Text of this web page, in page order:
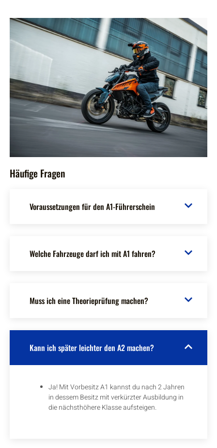
Häufige Fragen
Voraussetzungen für den A1-Führerschein
Welche Fahrzeuge darf ich mit A1 fahren?
Muss ich eine Theorieprüfung machen?
Kann ich später leichter den A2 machen?
Ja! Mit Vorbesitz A1 kannst du nach 2 Jahren
in dessem Besitz mit verkürzter Ausbildung in
die nächsthöhere Klasse aufsteigen.